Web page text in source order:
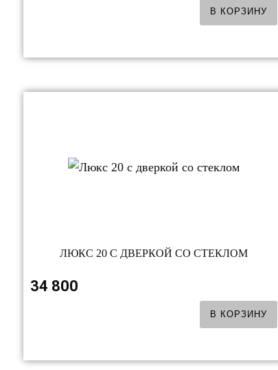
В КОРЗИНУ
ЛЮКС 20 С ДВЕРКОЙ СО СТЕКЛОМ
34 800
В КОРЗИНУ